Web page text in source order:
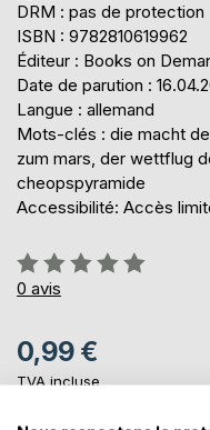
DRM : pas de protection
ISBN : 9782810619962
Éditeur : Books on
Date de parution :
Langue : allemand
Mots-clés : die macht
zum mars, der wettflug
cheopspyramide
Accessibilité: Accès
Évaluation:
0%
0 avis
0,99 €
TVA incluse
Téléchargement